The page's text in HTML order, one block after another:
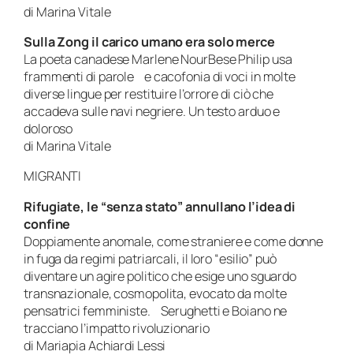
di Marina Vitale
Sulla Zong il carico umano era solo merce
La poeta canadese Marlene NourBese Philip usa
frammenti di parole e cacofonia di voci in molte
diverse lingue per restituire l’orrore di ciò che
accadeva sulle navi negriere. Un testo arduo e
doloroso
di Marina Vitale
MIGRANTI
Rifugiate, le “senza stato” annullano l’idea di
confine
Doppiamente anomale, come straniere e come donne
in fuga da regimi patriarcali, il loro “esilio” può
diventare un agire politico che esige uno sguardo
transnazionale, cosmopolita, evocato da molte
pensatrici femministe. Serughetti e Boiano ne
tracciano l’impatto rivoluzionario
di Mariapia Achiardi Lessi